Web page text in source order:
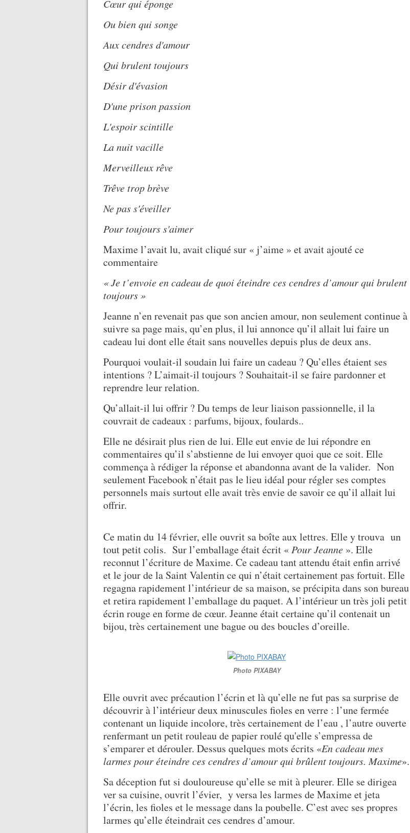
Cœur qui éponge
Ou bien qui songe
Aux cendres d'amour
Qui brulent toujours
Désir d'évasion
D'une prison passion
L'espoir scintille
La nuit vacille
Merveilleux rêve
Trêve trop brève
Ne pas s'éveiller
Pour toujours s'aimer
Maxime l’avait lu, avait cliqué sur « j’aime » et avait ajouté ce
commentaire
« Je t’envoie en cadeau de quoi éteindre ces cendres d’amour qui brulent
toujours »
Jeanne n’en revenait pas que son ancien amour, non seulement continue à
suivre sa page mais, qu’en plus, il lui annonce qu’il allait lui faire un
cadeau lui dont elle était sans nouvelles depuis plus de deux ans.
Pourquoi voulait-il soudain lui faire un cadeau ? Qu’elles étaient ses
intentions ? L’aimait-il toujours ? Souhaitait-il se faire pardonner et
reprendre leur relation.
Qu’allait-il lui offrir ? Du temps de leur liaison passionnelle, il la
couvrait de cadeaux : parfums, bijoux, foulards..
Elle ne désirait plus rien de lui. Elle eut envie de lui répondre en
commentaires qu’il s’abstienne de lui envoyer quoi que ce soit. Elle
commença à rédiger la réponse et abandonna avant de la valider. Non
seulement Facebook n’était pas le lieu idéal pour régler ses comptes
personnels mais surtout elle avait très envie de savoir ce qu’il allait lui
offrir.
Ce matin du 14 février, elle ouvrit sa boîte aux lettres. Elle y trouva un
tout petit colis. Sur l’emballage était écrit « Pour Jeanne ». Elle
reconnut l’écriture de Maxime. Ce cadeau tant attendu était enfin arrivé
et le jour de la Saint Valentin ce qui n’était certainement pas fortuit. Elle
regagna rapidement l’intérieur de sa maison, se précipita dans son bureau
et retira rapidement l’emballage du paquet. A l’intérieur un très joli petit
écrin rouge en forme de cœur. Jeanne était certaine qu’il contenait un
bijou, très certainement une bague ou des boucles d’oreille.
Photo PIXABAY
Elle ouvrit avec précaution l’écrin et là qu’elle ne fut pas sa surprise de
découvrir à l’intérieur deux minuscules fioles en verre : l’une fermée
contenant un liquide incolore, très certainement de l’eau , l’autre ouverte
renfermant un petit rouleau de papier roulé qu'elle s’empressa de
s’emparer et dérouler. Dessus quelques mots écrits «En cadeau mes
larmes pour éteindre ces cendres d’amour qui brûlent toujours. Maxime».
Sa déception fut si douloureuse qu’elle se mit à pleurer. Elle se dirigea
ver sa cuisine, ouvrit l’évier, y versa les larmes de Maxime et jeta
l’écrin, les fioles et le message dans la poubelle. C’est avec ses propres
larmes qu’elle éteindrait ces cendres d’amour.